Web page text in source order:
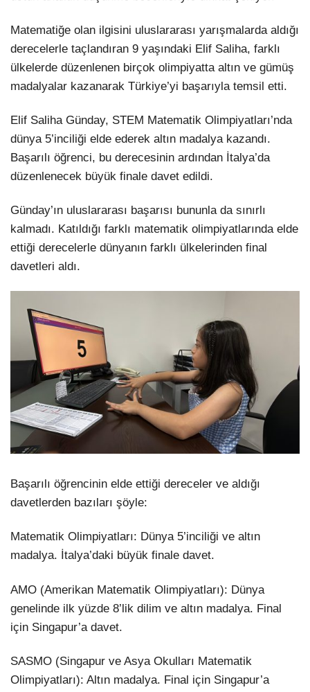
Matematiğe olan ilgisini uluslararası yarışmalarda aldığı
derecelerle taçlandıran 9 yaşındaki Elif Saliha, farklı
ülkelerde düzenlenen birçok olimpiyatta altın ve gümüş
madalyalar kazanarak Türkiye’yi başarıyla temsil etti.
Elif Saliha Günday, STEM Matematik Olimpiyatları’nda
dünya 5’inciliği elde ederek altın madalya kazandı.
Başarılı öğrenci, bu derecesinin ardından İtalya’da
düzenlenecek büyük finale davet edildi.
Günday’ın uluslararası başarısı bununla da sınırlı
kalmadı. Katıldığı farklı matematik olimpiyatlarında elde
ettiği derecelerle dünyanın farklı ülkelerinden final
davetleri aldı.
Başarılı öğrencinin elde ettiği dereceler ve aldığı
davetlerden bazıları şöyle:
Matematik Olimpiyatları: Dünya 5’inciliği ve altın
madalya. İtalya’daki büyük finale davet.
AMO (Amerikan Matematik Olimpiyatları): Dünya
genelinde ilk yüzde 8’lik dilim ve altın madalya. Final
için Singapur’a davet.
SASMO (Singapur ve Asya Okulları Matematik
Olimpiyatları): Altın madalya. Final için Singapur’a